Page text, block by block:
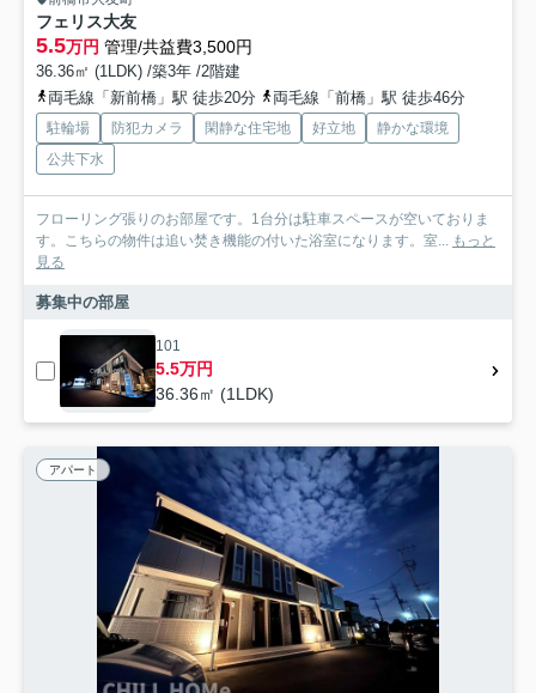
フェリス大友
5.5万円 管理/共益費3,500円
36.36㎡ (1LDK) /築3年 /2階建
両毛線「新前橋」駅 徒歩20分
両毛線「前橋」駅 徒歩46分
駐輪場 防犯カメラ 閑静な住宅地 好立地
静かな環境
公共下水
フローリング張りのお部屋です。1台分は駐車スペースが空いておりま
す。こちらの物件は追い焚き機能の付いた浴室になります。室... もっと
見る
募集中の部屋
101
5.5万円
36.36㎡ (1LDK)
アパート